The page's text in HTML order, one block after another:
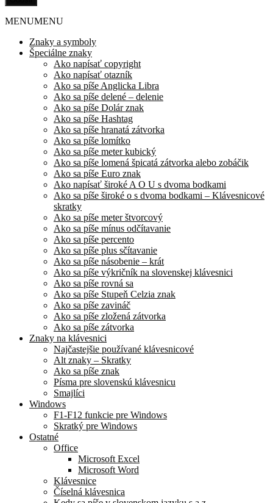
MENUMENU
Znaky a symboly
Špeciálne znaky
Ako napísať copyright
Ako napísať otazník
Ako sa píše Anglicka Libra
Ako sa píše delené – delenie
Ako sa píše Dolár znak
Ako sa píše Hashtag
Ako sa píše hranatá zátvorka
Ako sa píše lomítko
Ako sa píše meter kubický
Ako sa píše lomená špicatá zátvorka alebo zobáčik
Ako sa píše Euro znak
Ako napísať široké A O U s dvoma bodkami
Ako sa píše široké o s dvoma bodkami – Klávesnicové
skratky
Ako sa píše meter štvorcový
Ako sa píše mínus odčítavanie
Ako sa píše percento
Ako sa píše plus sčítavanie
Ako sa píše násobenie – krát
Ako sa píše výkričník na slovenskej klávesnici
Ako sa píše rovná sa
Ako sa píše Stupeň Celzia znak
Ako sa píše zavináč
Ako sa píše zložená zátvorka
Ako sa píše zátvorka
Znaky na klávesnici
Najčastejšie používané klávesnicové
Alt znaky – Skratky
Ako sa píše znak
Písma pre slovenskú klávesnicu
Smajlíci
Windows
F1-F12 funkcie pre Windows
Skratký pre Windows
Ostatné
Office
Microsoft Excel
Microsoft Word
Klávesnice
Číselná klávesnica